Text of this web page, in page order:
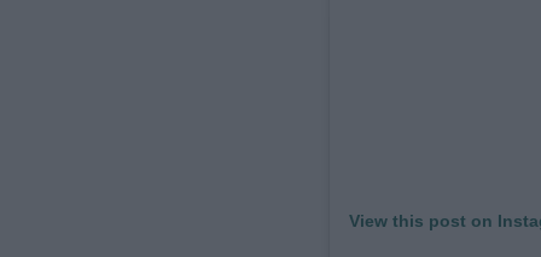
View this post on